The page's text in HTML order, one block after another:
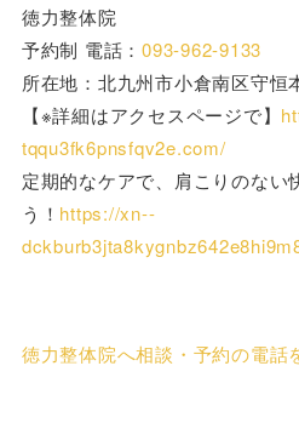
徳力整体院
予約制 電話：093-962-9133
所在地：北九州市小倉南区守恒
【※詳細はアクセスページで】
tqqu3fk6pnsfqv2e.com/
定期的なケアで、肩こりのない
う！ https://xn--
徳力整体院へ相談・予約の電話